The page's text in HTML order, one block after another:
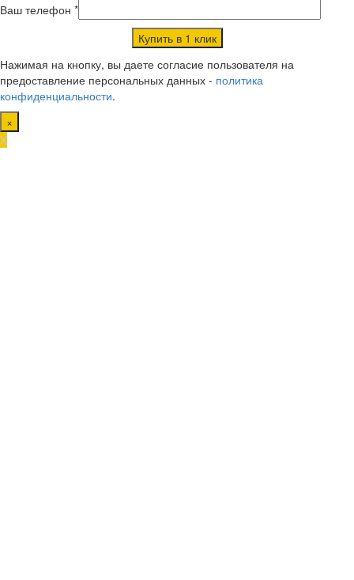
Ваш телефон *
Нажимая на кнопку, вы даете согласие пользователя на
предоставление персональных данных - политика
конфиденциальности.
×
X